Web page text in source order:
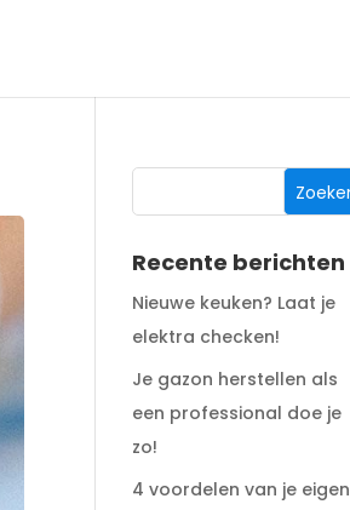
Recente berichten
Nieuwe keuken? Laat je
elektra checken!
Je gazon herstellen als
een professional doe je
zo!
4 voordelen van je eigen